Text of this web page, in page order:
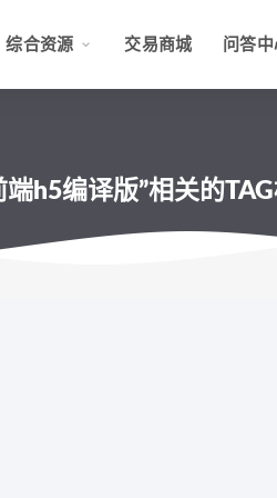
综合资源 交易商城 问答中
端h5编译版”相关的